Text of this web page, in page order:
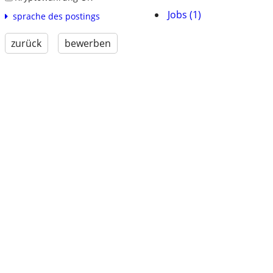
sprache des postings
zurück bewerben
Jobs (1)